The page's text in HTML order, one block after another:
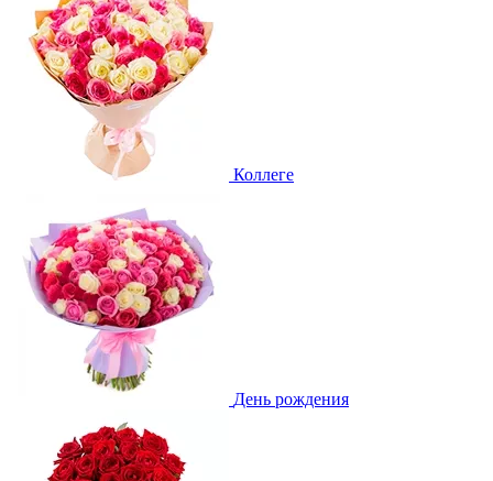
Коллеге
День рождения